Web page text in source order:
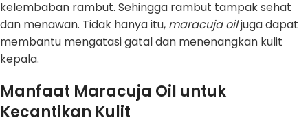
kelembaban rambut. Sehingga rambut tampak sehat
dan menawan. Tidak hanya itu, maracuja oiljuga dapat
membantu mengatasi gatal dan menenangkan kulit
kepala.
Manfaat Maracuja Oil untuk
Kecantikan Kulit